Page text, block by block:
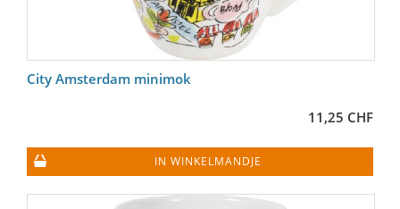
City Amsterdam minimok
11,25 CHF
IN WINKELMANDJE